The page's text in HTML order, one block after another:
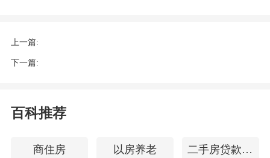
上一篇:
下一篇:
百科推荐
商住房 以房养老 二手房贷款注意事项